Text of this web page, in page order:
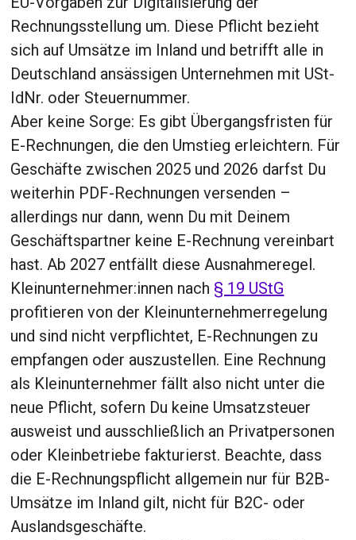
Rechnungsstellung um. Diese Pflicht bezieht
sich auf Umsätze im Inland und betrifft alle in
Deutschland ansässigen Unternehmen mit USt-
IdNr. oder Steuernummer.
Aber keine Sorge: Es gibt Übergangsfristen für
E-Rechnungen, die den Umstieg erleichtern. Für
Geschäfte zwischen 2025 und 2026 darfst Du
weiterhin PDF-Rechnungen versenden –
allerdings nur dann, wenn Du mit Deinem
Geschäftspartner keine E-Rechnung vereinbart
hast. Ab 2027 entfällt diese Ausnahmeregel.
Kleinunternehmer:innen nach § 19 UStG
profitieren von der Kleinunternehmerregelung
und sind nicht verpflichtet, E-Rechnungen zu
empfangen oder auszustellen. Eine Rechnung
als Kleinunternehmer fällt also nicht unter die
neue Pflicht, sofern Du keine Umsatzsteuer
ausweist und ausschließlich an Privatpersonen
oder Kleinbetriebe fakturierst. Beachte, dass
die E-Rechnungspflicht allgemein nur für B2B-
Umsätze im Inland gilt, nicht für B2C- oder
Auslandsgeschäfte.